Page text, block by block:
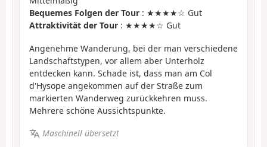
Bequemes Folgen der Tour : ★★★★☆ Gut
Attraktivität der Tour : ★★★★☆ Gut
Angenehme Wanderung, bei der man verschiedene
Landschaftstypen, vor allem aber Unterholz
entdecken kann. Schade ist, dass man am Col
d'Hysope angekommen auf der Straße zum
markierten Wanderweg zurückkehren muss.
Mehrere schöne Aussichtspunkte.
Maschinell übersetzt